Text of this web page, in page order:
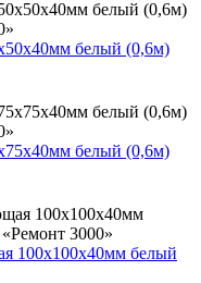
белый (0,6м)
белый (0,6м)
100х100х40мм белый